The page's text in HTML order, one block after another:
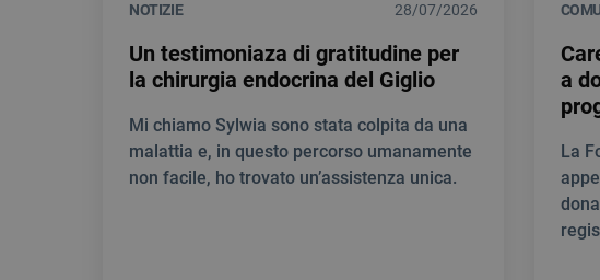
NOTIZIE 28/07/2026
Un testimoniaza di gratitudine per
la chirurgia endocrina del Giglio
Mi chiamo Sylwia sono stata colpita da una
malattia e, in questo percorso umanamente
non facile, ho trovato un’assistenza unica.
a
La